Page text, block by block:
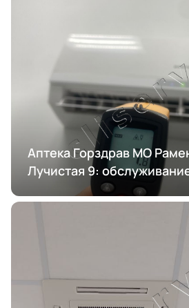
Аптека Горздрав МО
Лучистая 9:
кондиционирования